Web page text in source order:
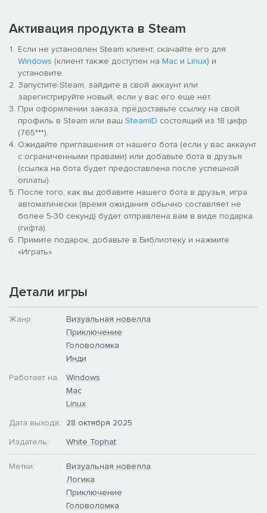
Активация продукта в Steam
Если не установлен Steam клиент, скачайте его для
Windows (клиент также доступен на Mac и Linux) и
установите.
Запустите Steam, зайдите в свой аккаунт или
зарегистрируйте новый, если у вас его еще нет.
При оформлении заказа, предоставьте ссылку на свой
профиль в Steam или ваш SteamID состоящий из 18 цифр
(765***).
Ожидайте приглашения от нашего бота (если у вас аккаунт
с ограниченными правами) или добавьте бота в друзья
(ссылка на бота будет предоставлена после успешной
оплаты).
После того, как вы добавите нашего бота в друзья, игра
автоматически (время ожидания обычно составляет не
более 5-30 секунд) будет отправлена вам в виде подарка
(гифта).
Примите подарок, добавьте в Библиотеку и нажмите
«Играть».
Детали игры
Жанр:
Визуальная новелла
Приключение
Головоломка
Инди
Работает на:
Windows
Mac
Linux
Дата выхода:
28 октября 2025
Издатель:
White Tophat
Метки:
Визуальная новелла
Логика
Приключение
Головоломка